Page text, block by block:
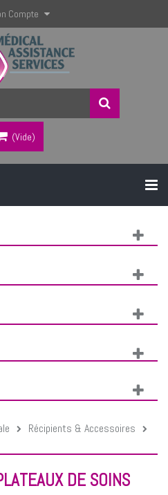
Compte
(vide)
Récipients & Accessoires
DE SOINS